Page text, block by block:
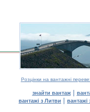
Розцінки на вантажні
знайти вантаж|
вантажі з Литви | вантажі